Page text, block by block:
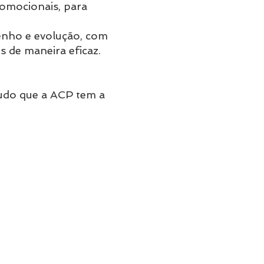
para
e evolução, com
de maneira eficaz.
que a ACP tem a